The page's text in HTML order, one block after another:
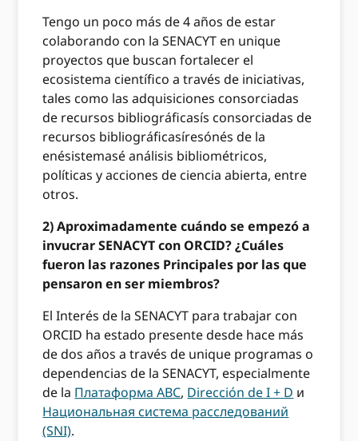
Tengo un poco más de 4 años de estar
colaborando con la SENACYT en unique
proyectos que buscan fortalecer el
ecosistema científico a través de iniciativas,
tales como las adquisiciones consorciadas
de recursos bibliográficasís consorciadas de
recursos bibliográficasíresónés de la
enésistemasé análisis bibliométricos,
políticas y acciones de ciencia abierta, entre
otros.
2) Aproximadamente cuándo se empezó a
invucrar SENACYT con ORCID? ¿Cuáles
fueron las razones Principales por las que
pensaron en ser miembros?
El Interés de la SENACYT para trabajar con
ORCID ha estado presente desde hace más
de dos años a través de unique programas o
dependencias de la SENACYT, especialmente
de la Платаформа ABC, Dirección de I + D и
Национальная система расследований
(SNI).